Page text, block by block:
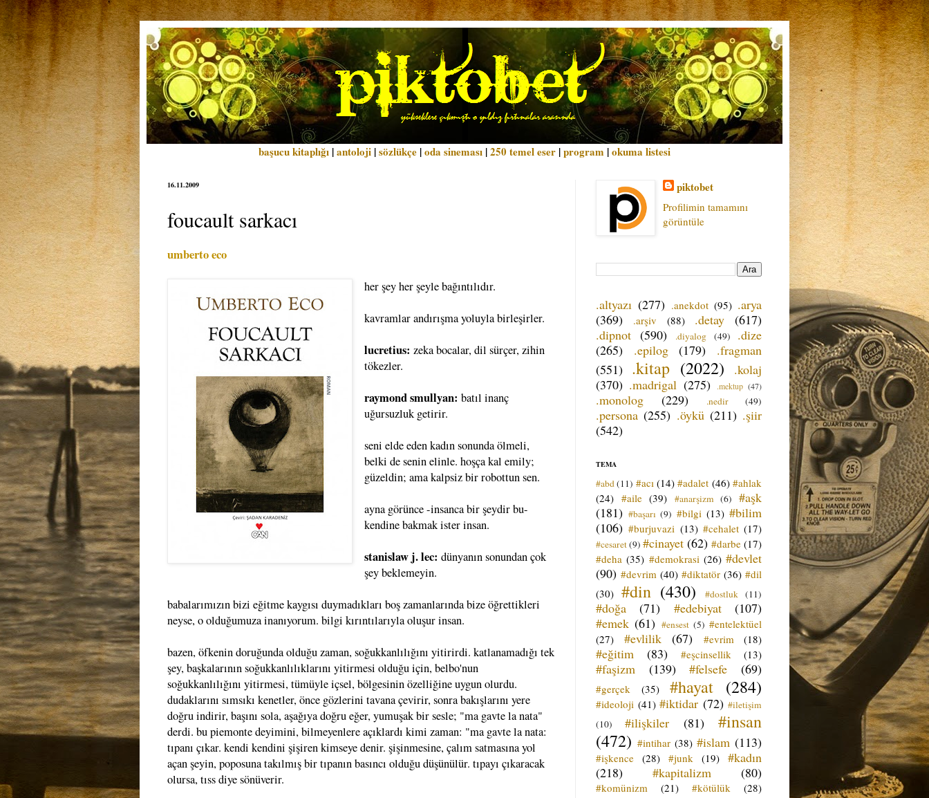
başucu kitaplığı |antoloji |sözlükçe |oda sineması |250 temel eser |program |okuma listesi
16.11.2009
foucault sarkacı
umberto eco
her şey her şeyle bağıntılıdır.
kavramlar andırışma yoluyla birleşirler.
lucretius: zeka bocalar, dil sürçer, zihin
tökezler.
raymond smullyan: batıl inanç
uğursuzluk getirir.
seni elde eden kadın sonunda ölmeli,
belki de senin elinle. hoşça kal emily;
güzeldin; ama kalpsiz bir robottun sen.
ayna görünce -insanca bir şeydir bu-
kendine bakmak ister insan.
stanislaw j. lec: dünyanın sonundan çok
şey beklemeyin.
babalarımızın bizi eğitme kaygısı duymadıkları boş zamanlarında bize öğrettikleri
neyse, o olduğumuza inanıyorum. bilgi kırıntılarıyla oluşur insan.
bazen, öfkenin doruğunda olduğu zaman, soğukkanlılığını yitirirdi. katlanamadığı tek
şey, başkalarının soğukkanlılıklarını yitirmesi olduğu için, belbo'nun
soğukkanlılığını yitirmesi, tümüyle içsel, bölgesinin özelliğine uygun olurdu.
dudaklarını sımsıkı kenetler, önce gözlerini tavana çevirir, sonra bakışlarını yere
doğru indirir, başını sola, aşağıya doğru eğer, yumuşak bir sesle; "ma gavte la nata"
derdi. bu piemonte deyimini, bilmeyenlere açıklardı kimi zaman: "ma gavte la nata:
tıpanı çıkar. kendi kendini şişiren kimseye denir. şişinmesine, çalım satmasına yol
açan şeyin, poposuna takılmış bir tıpanın basıncı olduğu düşünülür. tıpayı çıkaracak
olursa, tıss diye sönüverir.
piktobet
Profilimin tamamını
görüntüle
.altyazı (277) .anekdot (95) .arya
(369)
.arşiv (88) .detay
(617)
.dipnot (590) .diyalog (49)
.dize
(265)
.epilog (179)
.fragman
(551) .kitap (2022)
.kolaj
(370) .madrigal (275) .mektup (47)
.monolog (229) .nedir (49)
.persona (255) .öykü (211) .şiir
(542)
TEMA
#abd (11) #acı (14) #adalet (46) #ahlak
(24) #aile (39) #anarşizm (6)
#aşk
(181) #başarı (9) #bilgi (13) #bilim
(106) #burjuvazi (13) #cehalet (17)
#cesaret(9) #cinayet (62) #darbe (17)
#deha (35) #demokrasi (26) #devlet
(90) #devrim (40) #diktatör (36) #dil
(30) #din (430) #dostluk (11)
#doğa (71) #edebiyat
(107)
#emek (61) #ensest (5) #entelektüel
(27)
#evlilik (67) #evrim (18)
#eğitim (83) #eşcinsellik (13)
#faşizm (139) #felsefe (69)
#gerçek (35) #hayat (284)
#ideoloji (41) #iktidar (72) #iletişim
(10)
#ilişkiler (81)
#insan
(472) #intihar (38) #islam (113)
#işkence (28) #junk (19) #kadın
(218)
#kapitalizm (80)
#komünizm (21) #kötülük
(28)